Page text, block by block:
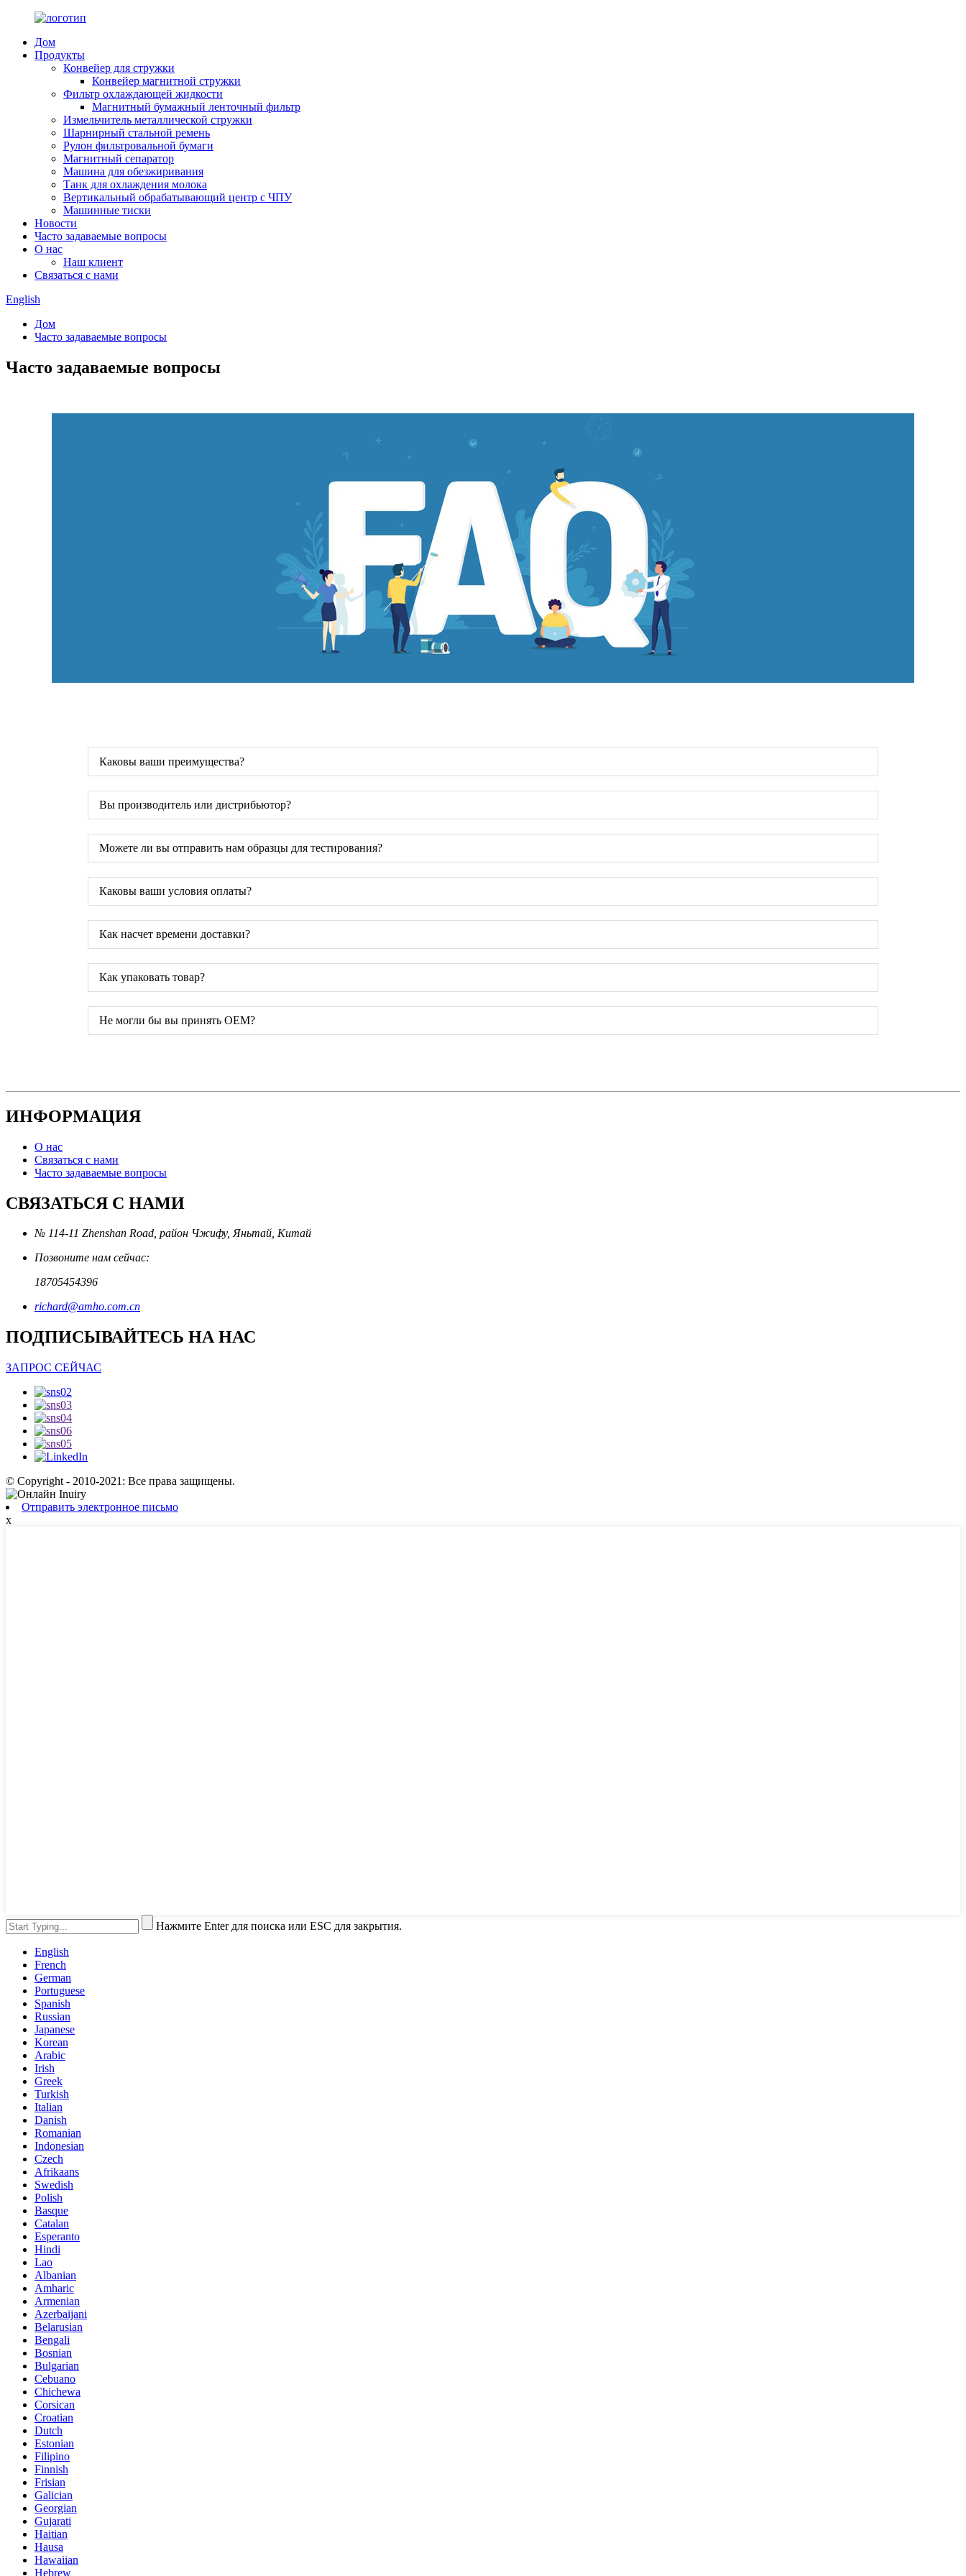
Дом
Продукты
Конвейер для стружки
Конвейер магнитной стружки
Фильтр охлаждающей жидкости
Магнитный бумажный ленточный фильтр
Измельчитель металлической стружки
Шарнирный стальной ремень
Рулон фильтровальной бумаги
Магнитный сепаратор
Машина для обезжиривания
Танк для охлаждения молока
Вертикальный обрабатывающий центр с ЧПУ
Машинные тиски
Новости
Часто задаваемые вопросы
О нас
Наш клиент
Связаться с нами
English
Дом
Часто задаваемые вопросы
Часто задаваемые вопросы
Каковы ваши преимущества?
Вы производитель или дистрибьютор?
Можете ли вы отправить нам образцы для тестирования?
Каковы ваши условия оплаты?
Как насчет времени доставки?
Как упаковать товар?
Не могли бы вы принять OEM?
ИНФОРМАЦИЯ
О нас
Связаться с нами
Часто задаваемые вопросы
СВЯЗАТЬСЯ С НАМИ
№ 114-11 Zhenshan Road, район Чжифу, Яньтай, Китай
Позвоните нам сейчас:
18705454396
richard@amho.com.cn
ПОДПИСЫВАЙТЕСЬ НА НАС
ЗАПРОС СЕЙЧАС
© Copyright - 2010-2021: Все права защищены.
Отправить электронное письмо
x
Нажмите Enter для поиска или ESC для закрытия.
English
French
German
Portuguese
Spanish
Russian
Japanese
Korean
Arabic
Irish
Greek
Turkish
Italian
Danish
Romanian
Indonesian
Czech
Afrikaans
Swedish
Polish
Basque
Catalan
Esperanto
Hindi
Lao
Albanian
Amharic
Armenian
Azerbaijani
Belarusian
Bengali
Bosnian
Bulgarian
Cebuano
Chichewa
Corsican
Croatian
Dutch
Estonian
Filipino
Finnish
Frisian
Galician
Georgian
Gujarati
Haitian
Hausa
Hawaiian
Hebrew